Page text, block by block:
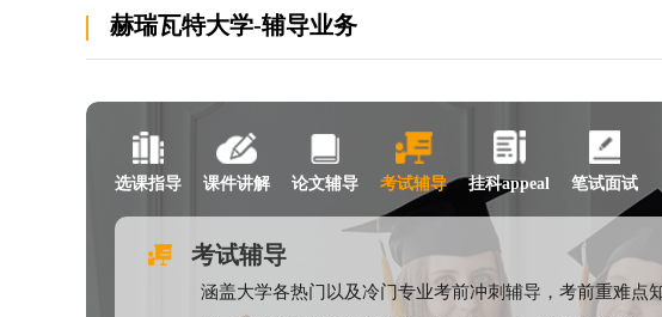
现任领导校长：Richard A. Williams
院系设置：工程与应用科学学院、社会科学学院、爱丁堡商学院等
校 训：LEADERS IN IDEAS AND SOLUTIONS
地 址：苏格兰边境校区、奥克尼校区、迪拜校区、马来西亚校区
主要奖项：卓越教学框架(TEF)银奖、女王周年纪念奖等
知名校友：李德毅等
学校官网：http://www.hw.ac.uk
赫瑞瓦特大学-辅导业务
选课指导 课件讲解 论文辅导 考试辅导 挂科appeal 笔试面试
考试辅导
涵盖大学各热门以及冷门专业考前冲刺辅导，考前重难点